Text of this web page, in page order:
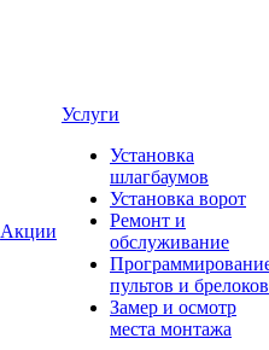
Акции
Услуги
Установка
шлагбаумов
Установка ворот
Ремонт и
обслуживание
пультов и брелоков
Замер и осмотр
места монтажа